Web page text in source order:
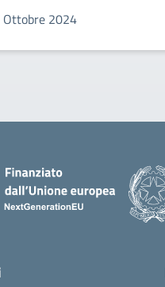
Ottobre 2024